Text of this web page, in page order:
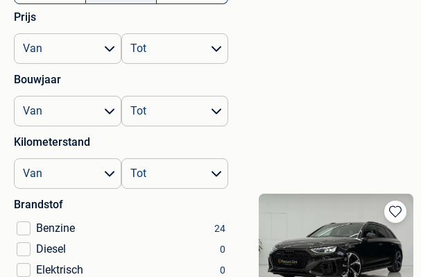
Prijs
Bouwjaar
Kilometerstand
Brandstof
Benzine
24
Diesel 0
Elektrisch 0
Bewaren
in
Mijn
Favorieten